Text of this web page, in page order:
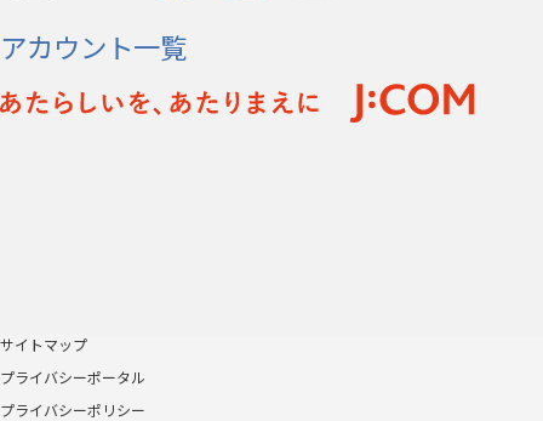
アカウント一覧
サイトマップ
プライバシーポータル
プライバシーポリシー